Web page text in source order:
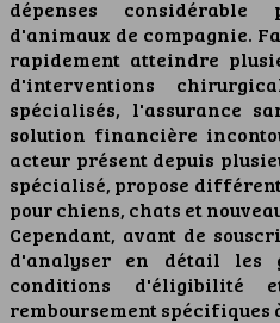
dépenses
d'animaux de compagnie.
rapidement atteindre
d'interventions
spécialisés, l'assurance
solution financière
acteur présent depuis
spécialisé, propose
pour chiens, chats et
Cependant, avant de
d'analyser en détail les
conditions d'éligibilité
remboursement spécifiques